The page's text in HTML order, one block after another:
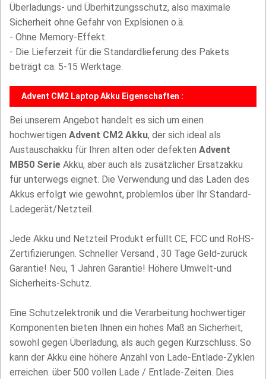
Überladungs- und Überhitzungsschutz, also maximale
Sicherheit ohne Gefahr von Explsionen o.ä.
- Ohne Memory-Effekt.
- Die Lieferzeit für die Standardlieferung des Pakets
beträgt ca. 5-15 Werktage.
Advent CM2 Laptop Akku Eigenschaften :
Bei unserem Angebot handelt es sich um einen
hochwertigen Advent CM2 Akku, der sich ideal als
Austauschakku für Ihren alten oder defekten Advent
MB50 Serie Akku, aber auch als zusätzlicher Ersatzakku
für unterwegs eignet. Die Verwendung und das Laden des
Akkus erfolgt wie gewohnt, problemlos über Ihr Standard-
Ladegerät/Netzteil.
Jede Akku und Netzteil Produkt erfüllt CE, FCC und RoHS-
Zertifizierungen. Schneller Versand , 30 Tage Geld-zurück
Garantie! Neu, 1 Jahren Garantie! Höhere Umwelt-und
Sicherheits-Schutz.
Eine Schutzelektronik und die Verarbeitung hochwertiger
Komponenten bieten Ihnen ein hohes Maß an Sicherheit,
sowohl gegen Überladung, als auch gegen Kurzschluss. So
kann der Akku eine höhere Anzahl von Lade-Entlade-Zyklen
erreichen. über 500 vollen Lade / Entlade-Zeiten. Dies